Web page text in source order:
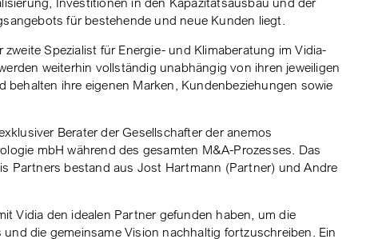
für bestehende und neue Kunden liegt.
Spezialist für Energie- und Klimaberatung im Vidia-
weiterhin vollständig unabhängig von ihren jeweiligen
behalten ihre eigenen Marken, Kundenbeziehungen sowie
Berater der Gesellschafter der anemos
mbH während des gesamten M&A-Prozesses. Das
Partners bestand aus Jost Hartmann (Partner) und Andre
Vidia den idealen Partner gefunden haben, um die
die gemeinsame Vision nachhaltig fortzuschreiben. Ein